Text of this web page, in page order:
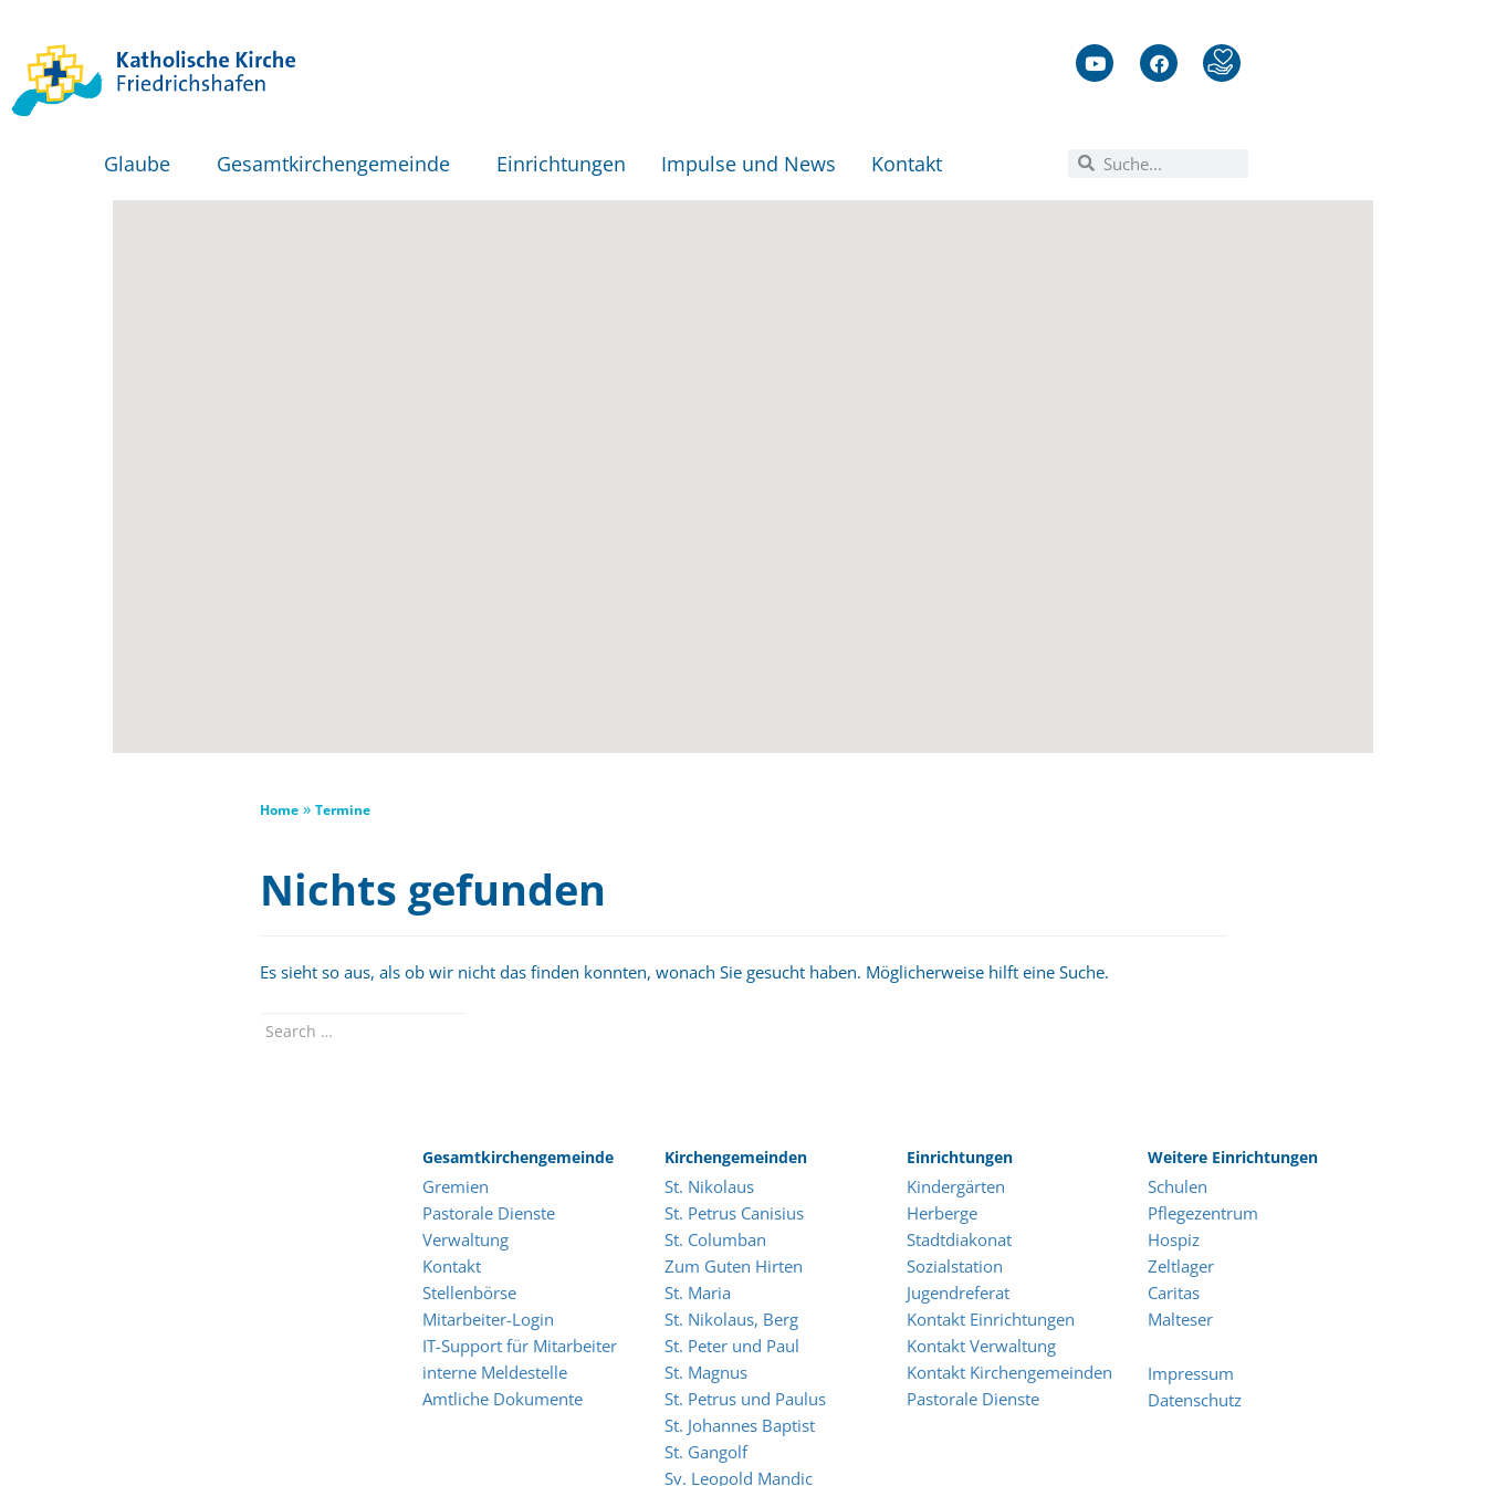
Glaube Gesamtkirchengemeinde Einrichtungen Impulse und News Kontakt
Home» Termine
Nichts gefunden
Es sieht so aus, als ob wir nicht das finden konnten, wonach Sie gesucht haben. Möglicherweise hilft eine Suche.
Search
Gesamtkirchengemeinde
Gremien
Pastorale Dienste
Verwaltung
Kontakt
Stellenbörse
Mitarbeiter-Login
IT-Support für Mitarbeiter
interne Meldestelle
Amtliche Dokumente
Kirchengemeinden
St. Nikolaus
St. Petrus Canisius
St. Columban
Zum Guten Hirten
St. Maria
St. Nikolaus, Berg
St. Peter und Paul
St. Magnus
St. Petrus und Paulus
St. Johannes Baptist
St. Gangolf
Sv. Leopold Mandic
Einrichtungen
Kindergärten
Herberge
Stadtdiakonat
Sozialstation
Jugendreferat
Kontakt Einrichtungen
Kontakt Verwaltung
Kontakt Kirchengemeinden
Pastorale Dienste
Weitere Einrichtungen
Schulen
Pflegezentrum
Hospiz
Zeltlager
Caritas
Malteser
Impressum
Datenschutz